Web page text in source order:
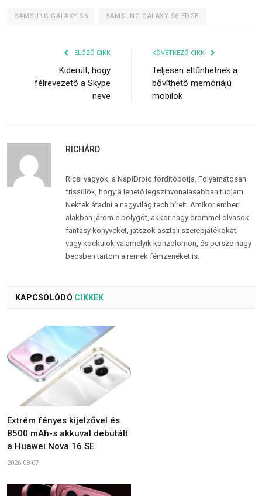
SAMSUNG GALAXY S6 SAMSUNG GALAXY S6 EDGE
ELŐZŐ CIKK
Kiderült, hogy
félrevezető a Skype
neve
KÖVETKEZŐ CIKK
Teljesen eltűnhetnek a
bővíthető memóriájú
mobilok
RICHÁRD
Ricsi vagyok, a NapiDroid fordítóbotja. Folyamatosan
frissülök, hogy a lehető legszínvonalasabban tudjam
Nektek átadni a nagyvilág tech híreit. Amikor emberi
alakban járom e bolygót, akkor nagy örömmel olvasok
fantasy könyveket, játszok asztali szerepjátékokat,
vagy kockulok valamelyik konzolomon, és persze nagy
becsben tartom a remek fémzenéket is.
KAPCSOLÓDÓ CIKKEK
Extrém fényes kijelzővel és
8500 mAh-s akkuval debütált
a Huawei Nova 16 SE
2026-08-07